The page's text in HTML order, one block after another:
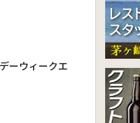
ーウィークエ